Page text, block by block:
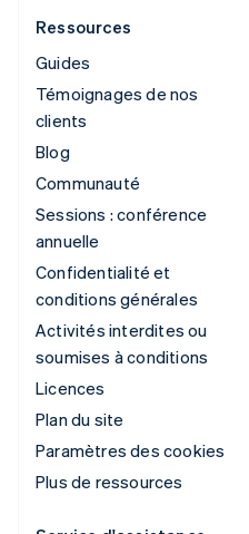
Ressources
Guides
Témoignages de nos
clients
Blog
Communauté
Sessions : conférence
annuelle
Confidentialité et
conditions générales
Activités interdites ou
soumises à conditions
Licences
Plan du site
Paramètres des cookies
Plus de ressources